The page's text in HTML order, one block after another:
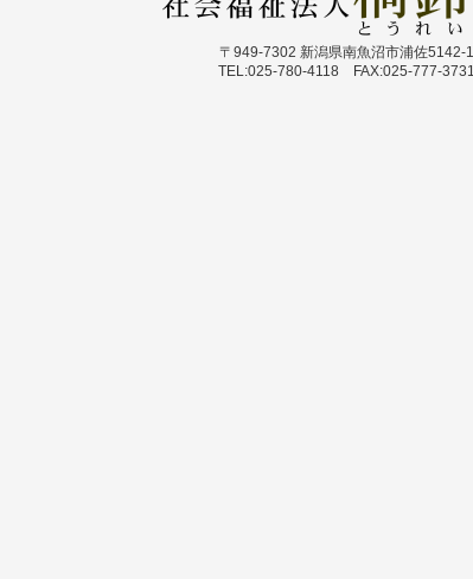
シ
〒949-7302 新潟県南魚沼市浦佐5142-1
TEL:025-780-4118 FAX:025-777-3731